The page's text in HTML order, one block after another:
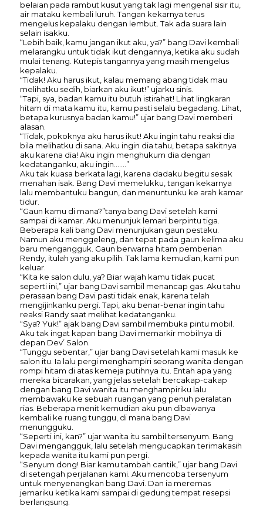
belaian pada rambut kusut yang tak lagi mengenal sisir itu,
air mataku kembali luruh. Tangan kekarnya terus
mengelus kepalaku dengan lembut. Tak ada suara lain
selain isakku.
“Lebih baik, kamu jangan ikut aku, ya?” bang Davi kembali
melarangku untuk tidak ikut dengannya, ketika aku sudah
mulai tenang. Kutepis tangannya yang masih mengelus
kepalaku.
“Tidak! Aku harus ikut, kalau memang abang tidak mau
melihatku sedih, biarkan aku ikut!” ujarku sinis.
“Tapi, sya, badan kamu itu butuh istirahat! Lihat lingkaran
hitam di mata kamu itu, kamu pasti selalu begadang. Lihat,
betapa kurusnya badan kamu!” ujar bang Davi memberi
alasan.
“Tidak, pokoknya aku harus ikut! Aku ingin tahu reaksi dia
bila melihatku di sana. Aku ingin dia tahu, betapa sakitnya
aku karena dia! Aku ingin menghukum dia dengan
kedatanganku, aku ingin…….”
Aku tak kuasa berkata lagi, karena dadaku begitu sesak
menahan isak. Bang Davi memelukku, tangan kekarnya
lalu membantuku bangun, dan menuntunku ke arah kamar
tidur.
“Gaun kamu di mana?”tanya bang Davi setelah kami
sampai di kamar. Aku menunjuk lemari berpintu tiga.
Beberapa kali bang Davi menunjukan gaun pestaku.
Namun aku menggeleng, dan tepat pada gaun kelima aku
baru mengangguk. Gaun berwarna hitam pemberian
Rendy, itulah yang aku pilih. Tak lama kemudian, kami pun
keluar.
“Kita ke salon dulu, ya? Biar wajah kamu tidak pucat
seperti ini,” ujar bang Davi sambil menancap gas. Aku tahu
perasaan bang Davi pasti tidak enak, karena telah
mengijinkanku pergi. Tapi, aku benar-benar ingin tahu
reaksi Randy saat melihat kedatanganku.
“Sya? Yuk!” ajak bang Davi sambil membuka pintu mobil.
Aku tak ingat kapan bang Davi memarkir mobilnya di
depan Dev’ Salon.
“Tunggu sebentar,” ujar bang Davi setelah kami masuk ke
salon itu. Ia lalu pergi menghampiri seorang wanita dengan
rompi hitam di atas kemeja putihnya itu. Entah apa yang
mereka bicarakan, yang jelas setelah bercakap-cakap
dengan bang Davi wanita itu menghampiriku lalu
membawaku ke sebuah ruangan yang penuh peralatan
rias. Beberapa menit kemudian aku pun dibawanya
kembali ke ruang tunggu, di mana bang Davi
menungguku.
“Seperti ini, kan?” ujar wanita itu sambil tersenyum. Bang
Davi mengangguk, lalu setelah mengucapkan terimakasih
kepada wanita itu kami pun pergi.
“Senyum dong! Biar kamu tambah cantik,” ujar bang Davi
di setengah perjalanan kami. Aku mencoba tersenyum
untuk menyenangkan bang Davi. Dan ia meremas
jemariku ketika kami sampai di gedung tempat resepsi
berlangsung.